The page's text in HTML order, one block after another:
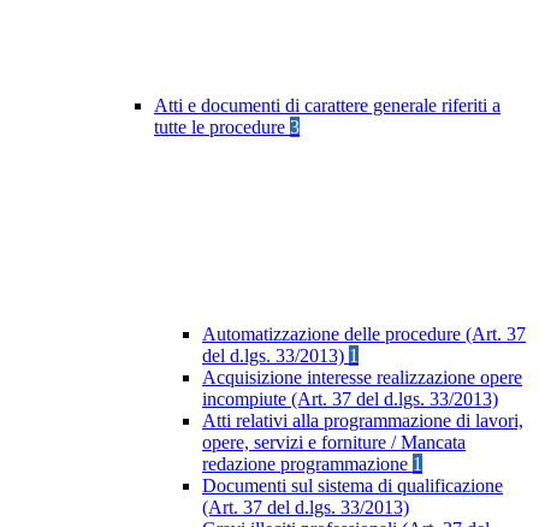
Atti e documenti di carattere generale riferiti a
tutte le procedure 3
Automatizzazione delle procedure (Art. 37
del d.lgs. 33/2013) 1
Acquisizione interesse realizzazione opere
incompiute (Art. 37 del d.lgs. 33/2013)
Atti relativi alla programmazione di lavori,
opere, servizi e forniture / Mancata
redazione programmazione 1
Documenti sul sistema di qualificazione
(Art. 37 del d.lgs. 33/2013)